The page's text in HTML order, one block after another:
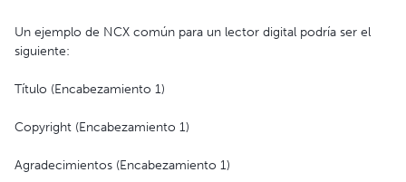
Un ejemplo de NCX común para un lector digital podría ser el
siguiente:
Título (Encabezamiento 1)
Copyright (Encabezamiento 1)
Agradecimientos (Encabezamiento 1)